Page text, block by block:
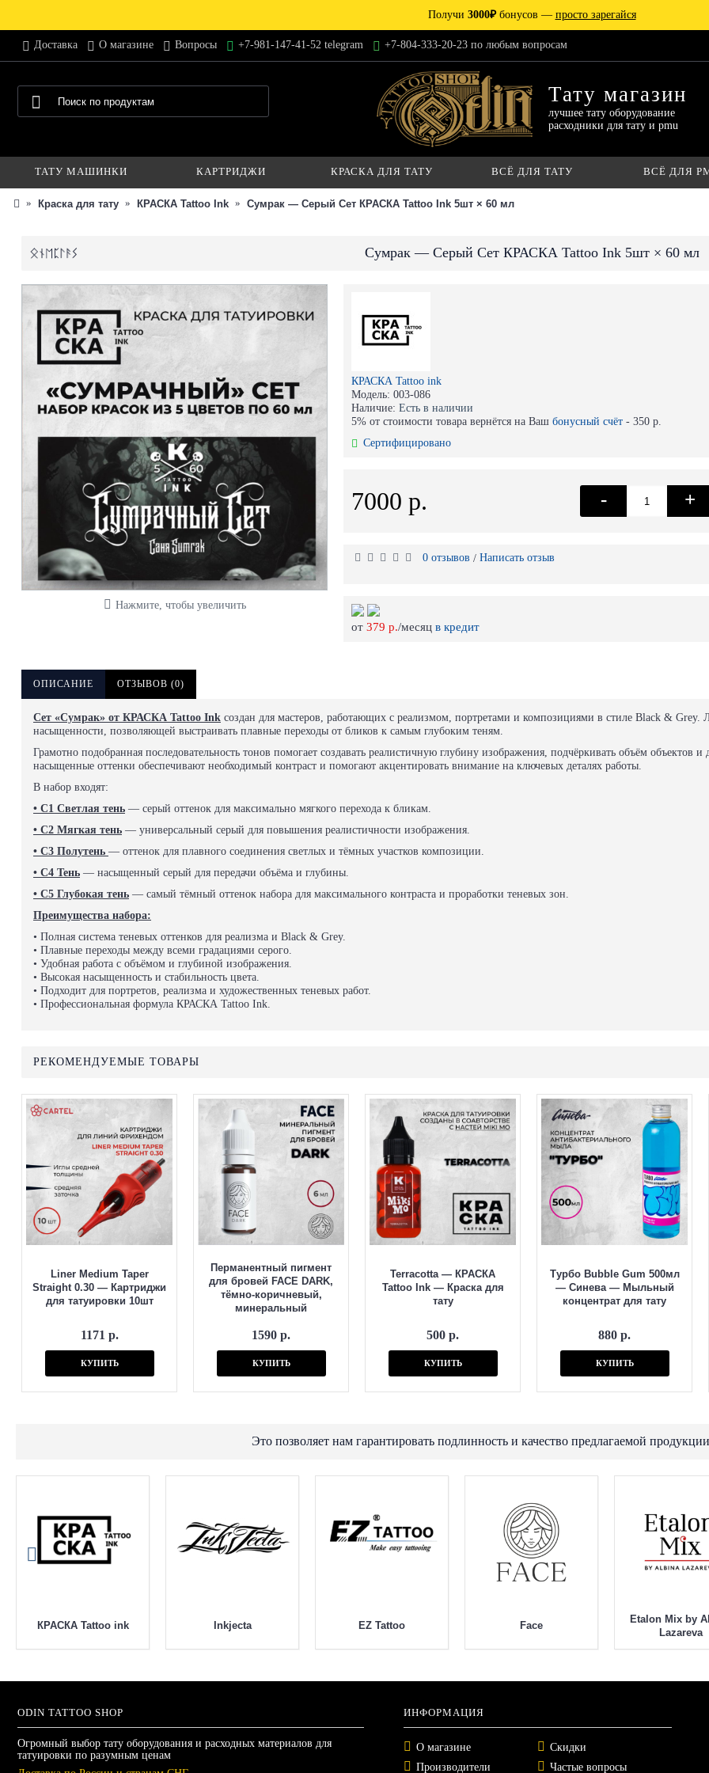
Получи 3000₽бонусов — просто зарегайся
Доставка О магазине Вопросы +7-981-147-41-52 telegram +7-804-333-20-23 по любым вопросам
Тату магазин
лучшее тату оборудование
расходники для тату и pmu
ТАТУ МАШИНКИ КАРТРИДЖИ КРАСКА ДЛЯ ТАТУ ВСЁ ДЛЯ ТАТУ ВСЁ ДЛЯ
Краска для тату КРАСКА Tattoo Ink Сумрак — Серый Сет КРАСКА Tattoo Ink 5шт × 60 мл
Сумрак — Серый Сет КРАСКА Tattoo Ink 5шт × 60 мл
Нажмите, чтобы увеличить
КРАСКА Tattoo ink
Модель: 003-086
Наличие: Есть в наличии
5% от стоимости товара вернётся на Ваш бонусный счёт - 350 р.
Сертифицировано
7000 р. - +
0 отзывов / Написать отзыв
от 379 р./месяц в кредит
ОПИСАНИЕ ОТЗЫВОВ (0)
Сет «Сумрак» от КРАСКА Tattoo Ink создан для мастеров, работающих с реализмом, портретами и композициями в стиле Black & Grey.
насыщенности, позволяющей выстраивать плавные переходы от бликов к самым глубоким теням.
Грамотно подобранная последовательность тонов помогает создавать реалистичную глубину изображения, подчёркивать объём объектов и
насыщенные оттенки обеспечивают необходимый контраст и помогают акцентировать внимание на ключевых деталях работы.
В набор входят:
• С1 Светлая тень — серый оттенок для максимально мягкого перехода к бликам.
• С2 Мягкая тень — универсальный серый для повышения реалистичности изображения.
• С3 Полутень — оттенок для плавного соединения светлых и тёмных участков композиции.
• С4 Тень — насыщенный серый для передачи объёма и глубины.
• С5 Глубокая тень — самый тёмный оттенок набора для максимального контраста и проработки теневых зон.
Преимущества набора:
• Полная система теневых оттенков для реализма и Black & Grey.
• Плавные переходы между всеми градациями серого.
• Удобная работа с объёмом и глубиной изображения.
• Высокая насыщенность и стабильность цвета.
• Подходит для портретов, реализма и художественных теневых работ.
• Профессиональная формула КРАСКА Tattoo Ink.
РЕКОМЕНДУЕМЫЕ ТОВАРЫ
Liner Medium Taper
Straight 0.30 — Картриджи
для татуировки 10шт
1171 р.
КУПИТЬ
Перманентный пигмент
для бровей FACE DARK,
тёмно-коричневый,
минеральный
1590 р.
КУПИТЬ
Terracotta — КРАСКА
Tattoo Ink — Краска для
тату
500 р.
КУПИТЬ
Турбо Bubble Gum 500мл
— Синева — Мыльный
концентрат для тату
880 р.
КУПИТЬ
Это позволяет нам гарантировать подлинность и качество предлагаемой
КРАСКА Tattoo ink Inkjecta EZ Tattoo Face
Etalon Mix by
Lazareva
ODIN TATTOO SHOP
Огромный выбор тату оборудования и расходных материалов для
татуировки по разумным ценам
ИНФОРМАЦИЯ
О магазине
Производители
Скидки
Частые вопросы